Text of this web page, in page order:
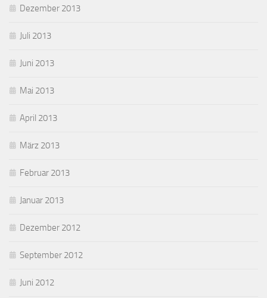
Dezember 2013
Juli 2013
Juni 2013
Mai 2013
April 2013
März 2013
Februar 2013
Januar 2013
Dezember 2012
September 2012
Juni 2012